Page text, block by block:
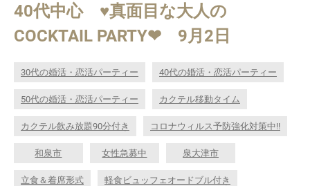
40代中心 ♥真面目な大人の
COCKTAIL PARTY❤ 9月2日
30代の婚活・恋活パーティー 40代の婚活・恋活パーティー
50代の婚活・恋活パーティー カクテル移動タイム
カクテル飲み放題90分付き コロナウィルス予防強化対策中!!
和泉市 女性急募中 泉大津市
立食＆着席形式 軽食ビュッフェオードブル付き